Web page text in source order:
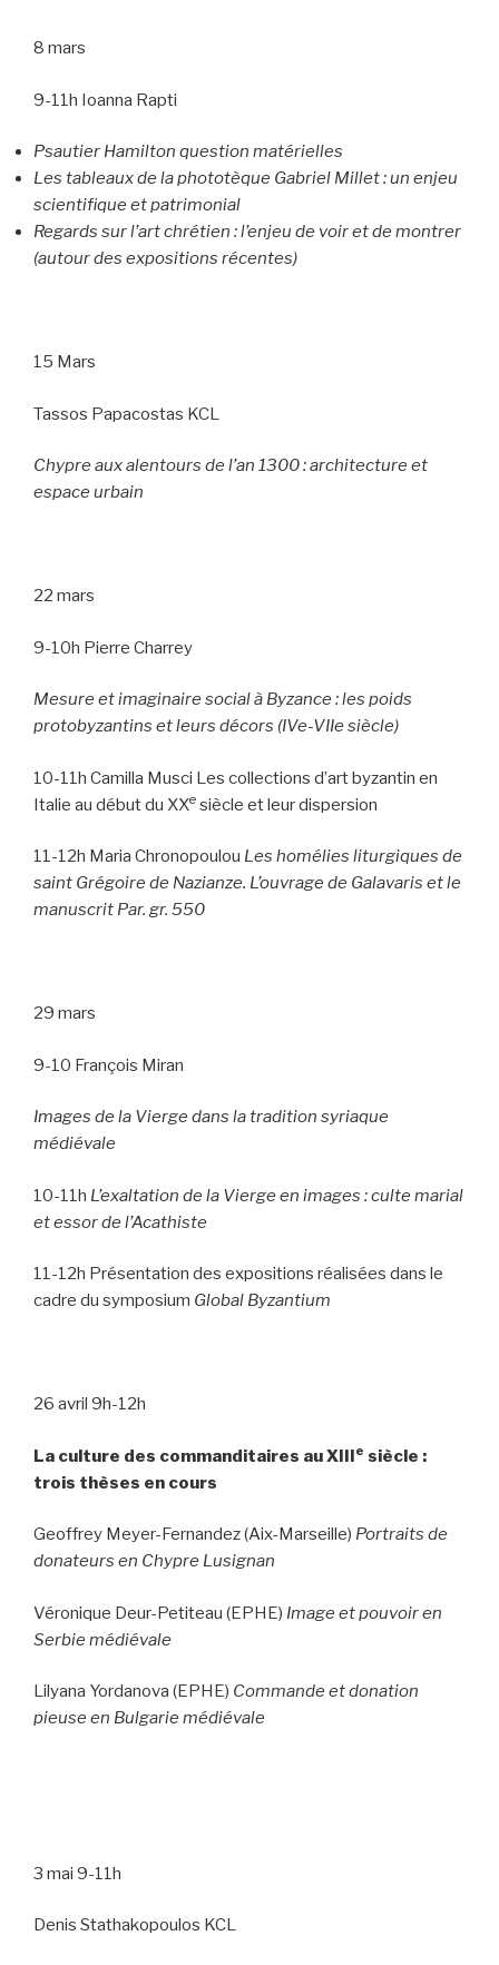
8 mars
9-11h Ioanna Rapti
Psautier Hamilton question matérielles
Les tableaux de la phototèque Gabriel Millet : un enjeu
scientifique et patrimonial
Regards sur l’art chrétien : l’enjeu de voir et de montrer
(autour des expositions récentes)
15 Mars
Tassos Papacostas KCL
Chypre aux alentours de l’an 1300 : architecture et
espace urbain
22 mars
9-10h Pierre Charrey
Mesure et imaginaire social à Byzance : les poids
protobyzantins et leurs décors (IVe-VIIe siècle)
10-11h Camilla Musci Les collections d’art byzantin en
Italie au début du XXe siècle et leur dispersion
11-12h Maria Chronopoulou Les homélies liturgiques de
saint Grégoire de Nazianze. L’ouvrage de Galavaris et le
manuscrit Par. gr. 550
29 mars
9-10 François Miran
Images de la Vierge dans la tradition syriaque
médiévale
10-11h L’exaltation de la Vierge en images : culte marial
et essor de l’Acathiste
11-12h Présentation des expositions réalisées dans le
cadre du symposium Global Byzantium
26 avril 9h-12h
La culture des commanditaires au XIIIe siècle :
trois thèses en cours
Geoffrey Meyer-Fernandez (Aix-Marseille) Portraits de
donateurs en Chypre Lusignan
Véronique Deur-Petiteau (EPHE) Image et pouvoir en
Serbie médiévale
Lilyana Yordanova (EPHE) Commande et donation
pieuse en Bulgarie médiévale
3 mai 9-11h
Denis Stathakopoulos KCL